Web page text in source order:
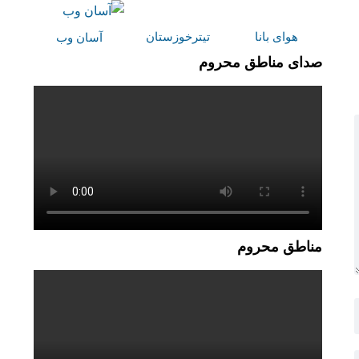
هوای بانا تیترخوزستان آسان وب
صدای مناطق محروم
مناطق محروم